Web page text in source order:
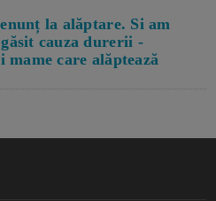
la alăptare. Si am
cauza durerii -
mame care alăptează